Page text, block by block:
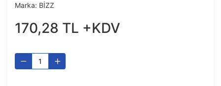
Marka: BİZZ
170,28 TL +KDV